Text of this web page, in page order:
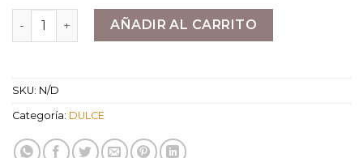
Mini Donetes Sin Huevo cantidad
AÑADIR AL CARRITO
SKU: N/D
Categoría: DULCE